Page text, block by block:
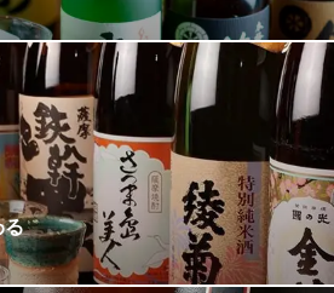
手町店
C2b出口 徒歩1分
手町カンファレンスセンターB1(経団連会館)
ら希少な地酒や焼酎を仕入れてご用意
よって銘柄が変わりますので、ぜひス
！
とら八
る